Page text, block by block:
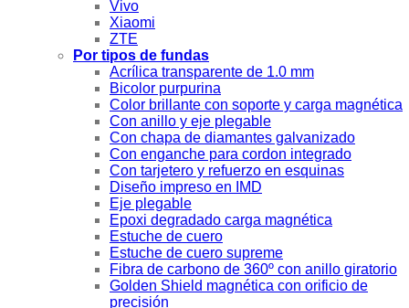
Vivo
Xiaomi
ZTE
Por tipos de fundas
Acrílica transparente de 1.0 mm
Bicolor purpurina
Color brillante con soporte y carga magnética
Con anillo y eje plegable
Con chapa de diamantes galvanizado
Con enganche para cordon integrado
Con tarjetero y refuerzo en esquinas
Diseño impreso en IMD
Eje plegable
Epoxi degradado carga magnética
Estuche de cuero
Estuche de cuero supreme
Fibra de carbono de 360º con anillo giratorio
Golden Shield magnética con orificio de
precisión